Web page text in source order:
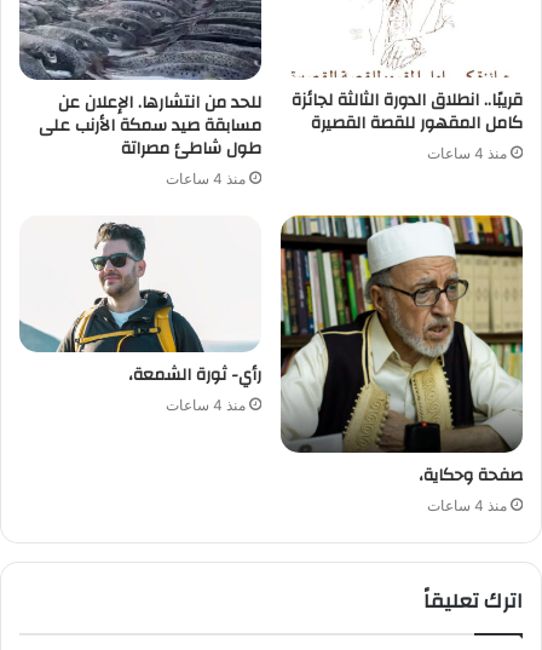
قريبًا.. انطلاق الدورة الثالثة لجائزة
كامل المقهور للقصة القصيرة
منذ 4 ساعات
للحد من انتشارها. الإعلان عن
مسابقة صيد سمكة الأرنب على
طول شاطئ مصراتة
منذ 4 ساعات
صفحة وحكاية،
منذ 4 ساعات
رأي- ثورة الشمعة،
منذ 4 ساعات
اترك تعليقاً